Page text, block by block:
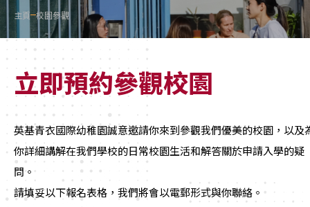
主頁 校園參觀
立即預約參觀校園
英基青衣國際幼稚園誠意邀請你來到參觀我們優美的校園，以及
你詳細講解在我們學校的日常校園生活和解答關於申請入學的疑
問。
請填妥以下報名表格，我們將會以電郵形式與你聯絡。